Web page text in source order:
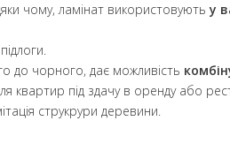
чому, ламінат використовуютьу
до чорного, дає можливість
квартир під здачу в оренду або
струкрури деревини.